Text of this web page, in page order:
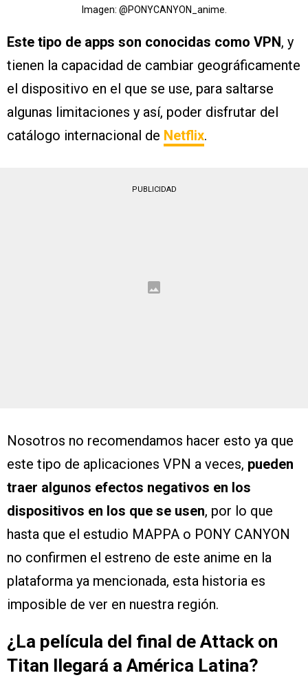
Imagen: @PONYCANYON_anime.
Este tipo de apps son conocidas como VPN, y
tienen la capacidad de cambiar geográficamente
el dispositivo en el que se use, para saltarse
algunas limitaciones y así, poder disfrutar del
catálogo internacional de Netflix.
PUBLICIDAD
Nosotros no recomendamos hacer esto ya que
este tipo de aplicaciones VPN a veces, pueden
traer algunos efectos negativos en los
dispositivos en los que se usen, por lo que
hasta que el estudio MAPPA o PONY CANYON
no confirmen el estreno de este anime en la
plataforma ya mencionada, esta historia es
imposible de ver en nuestra región.
¿La película del final de Attack on
Titan llegará a América Latina?